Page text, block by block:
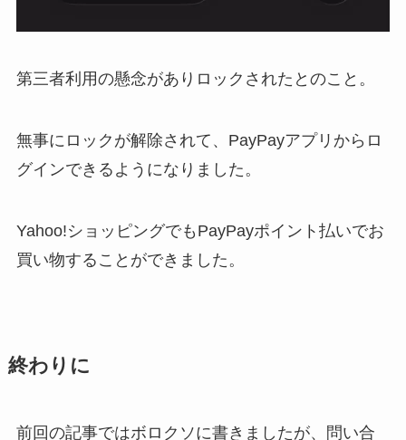
第三者利用の懸念がありロックされたとのこと。
無事にロックが解除されて、PayPayアプリからロ
グインできるようになりました。
Yahoo!ショッピングでもPayPayポイント払いでお
買い物することができました。
終わりに
前回の記事ではボロクソに書きましたが、問い合